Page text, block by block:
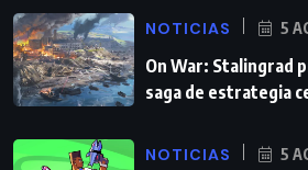
NOTICIAS 5
On War: Stalingrad
saga de estrategia
NOTICIAS 5